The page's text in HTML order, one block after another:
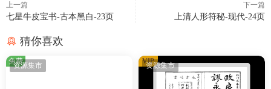
上一篇
七星牛皮宝书-古本黑白-23页
下一篇
上清人形符秘-现代-24页
猜你喜欢
资源集市
免费 资源集市
VIP